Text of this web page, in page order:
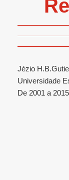
Jézio
Universidade
De 2001 a